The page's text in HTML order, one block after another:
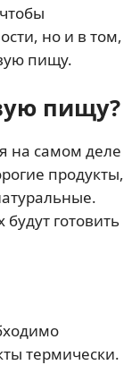
но и в том,
пищу.
пищу?
на самом деле
продукты,
готовить
термически.